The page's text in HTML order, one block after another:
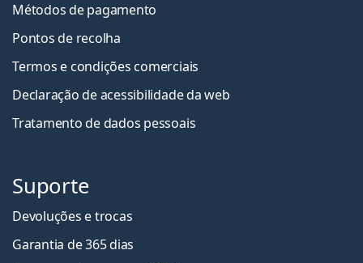
Métodos de pagamento
Pontos de recolha
Termos e condições comerciais
Declaração de acessibilidade da web
Tratamento de dados pessoais
Suporte
Devoluções e trocas
Garantia de 365 dias